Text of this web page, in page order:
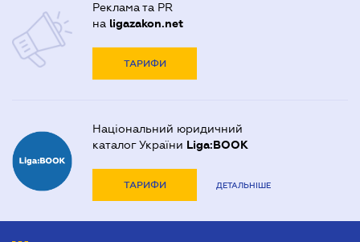
Реклама та PR
на ligazakon.net
ТАРИФИ
Національний юридичний
каталог України Liga:BOOK
ТАРИФИ ДЕТАЛЬНІШЕ